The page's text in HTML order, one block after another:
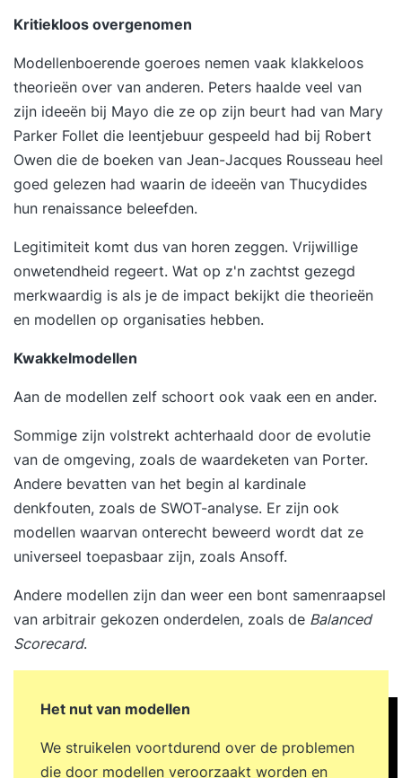
Kritiekloos overgenomen
Modellenboerende goeroes nemen vaak klakkeloos
theorieën over van anderen. Peters haalde veel van
zijn ideeën bij Mayo die ze op zijn beurt had van Mary
Parker Follet die leentjebuur gespeeld had bij Robert
Owen die de boeken van Jean-Jacques Rousseau heel
goed gelezen had waarin de ideeën van Thucydides
hun renaissance beleefden.
Legitimiteit komt dus van horen zeggen. Vrijwillige
onwetendheid regeert. Wat op z'n zachtst gezegd
merkwaardig is als je de impact bekijkt die theorieën
en modellen op organisaties hebben.
Kwakkelmodellen
Aan de modellen zelf schoort ook vaak een en ander.
Sommige zijn volstrekt achterhaald door de evolutie
van de omgeving, zoals de waardeketen van Porter.
Andere bevatten van het begin al kardinale
denkfouten, zoals de SWOT-analyse. Er zijn ook
modellen waarvan onterecht beweerd wordt dat ze
universeel toepasbaar zijn, zoals Ansoff.
Andere modellen zijn dan weer een bont samenraapsel
van arbitrair gekozen onderdelen, zoals de Balanced
Scorecard.
Het nut van modellen
We struikelen voortdurend over de problemen
die door modellen veroorzaakt worden en